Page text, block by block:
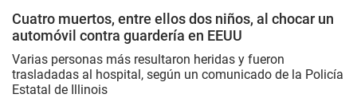
Cuatro muertos, entre ellos dos niños, al chocar un
automóvil contra guardería en EEUU
Varias personas más resultaron heridas y fueron
trasladadas al hospital, según un comunicado de la Policía
Estatal de Illinois